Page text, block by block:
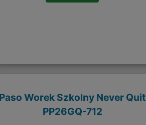
Paso Worek Szkolny Never Quit
PP26GQ-712